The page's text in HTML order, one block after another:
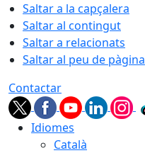
Saltar a la capçalera
Saltar al contingut
Saltar a relacionats
Saltar al peu de pàgina
Contactar
Idiomes
Català